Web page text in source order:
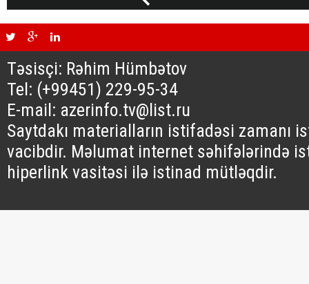
Təsisçi: Rəhim Hümbətov
Tel: (+99451) 229-95-34
E-mail: azerinfo.tv@list.ru
Saytdakı materialların istifadəsi zamanı
vacibdir. Məlumat internet səhifələrində
hiperlink vasitəsi ilə istinad mütləqdir.